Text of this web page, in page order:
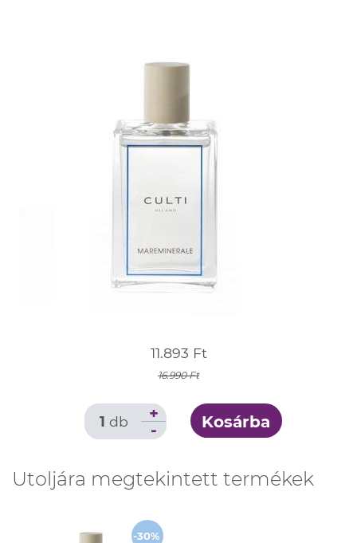
11.893 Ft
16.990 Ft
1 db -
+ Kosárba
Utoljára megtekintett termékek
-30%